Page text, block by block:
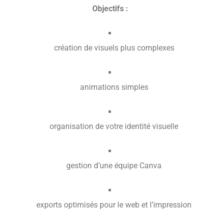
Objectifs :
création de visuels plus complexes
animations simples
organisation de votre identité visuelle
gestion d’une équipe Canva
exports optimisés pour le web et l’impression